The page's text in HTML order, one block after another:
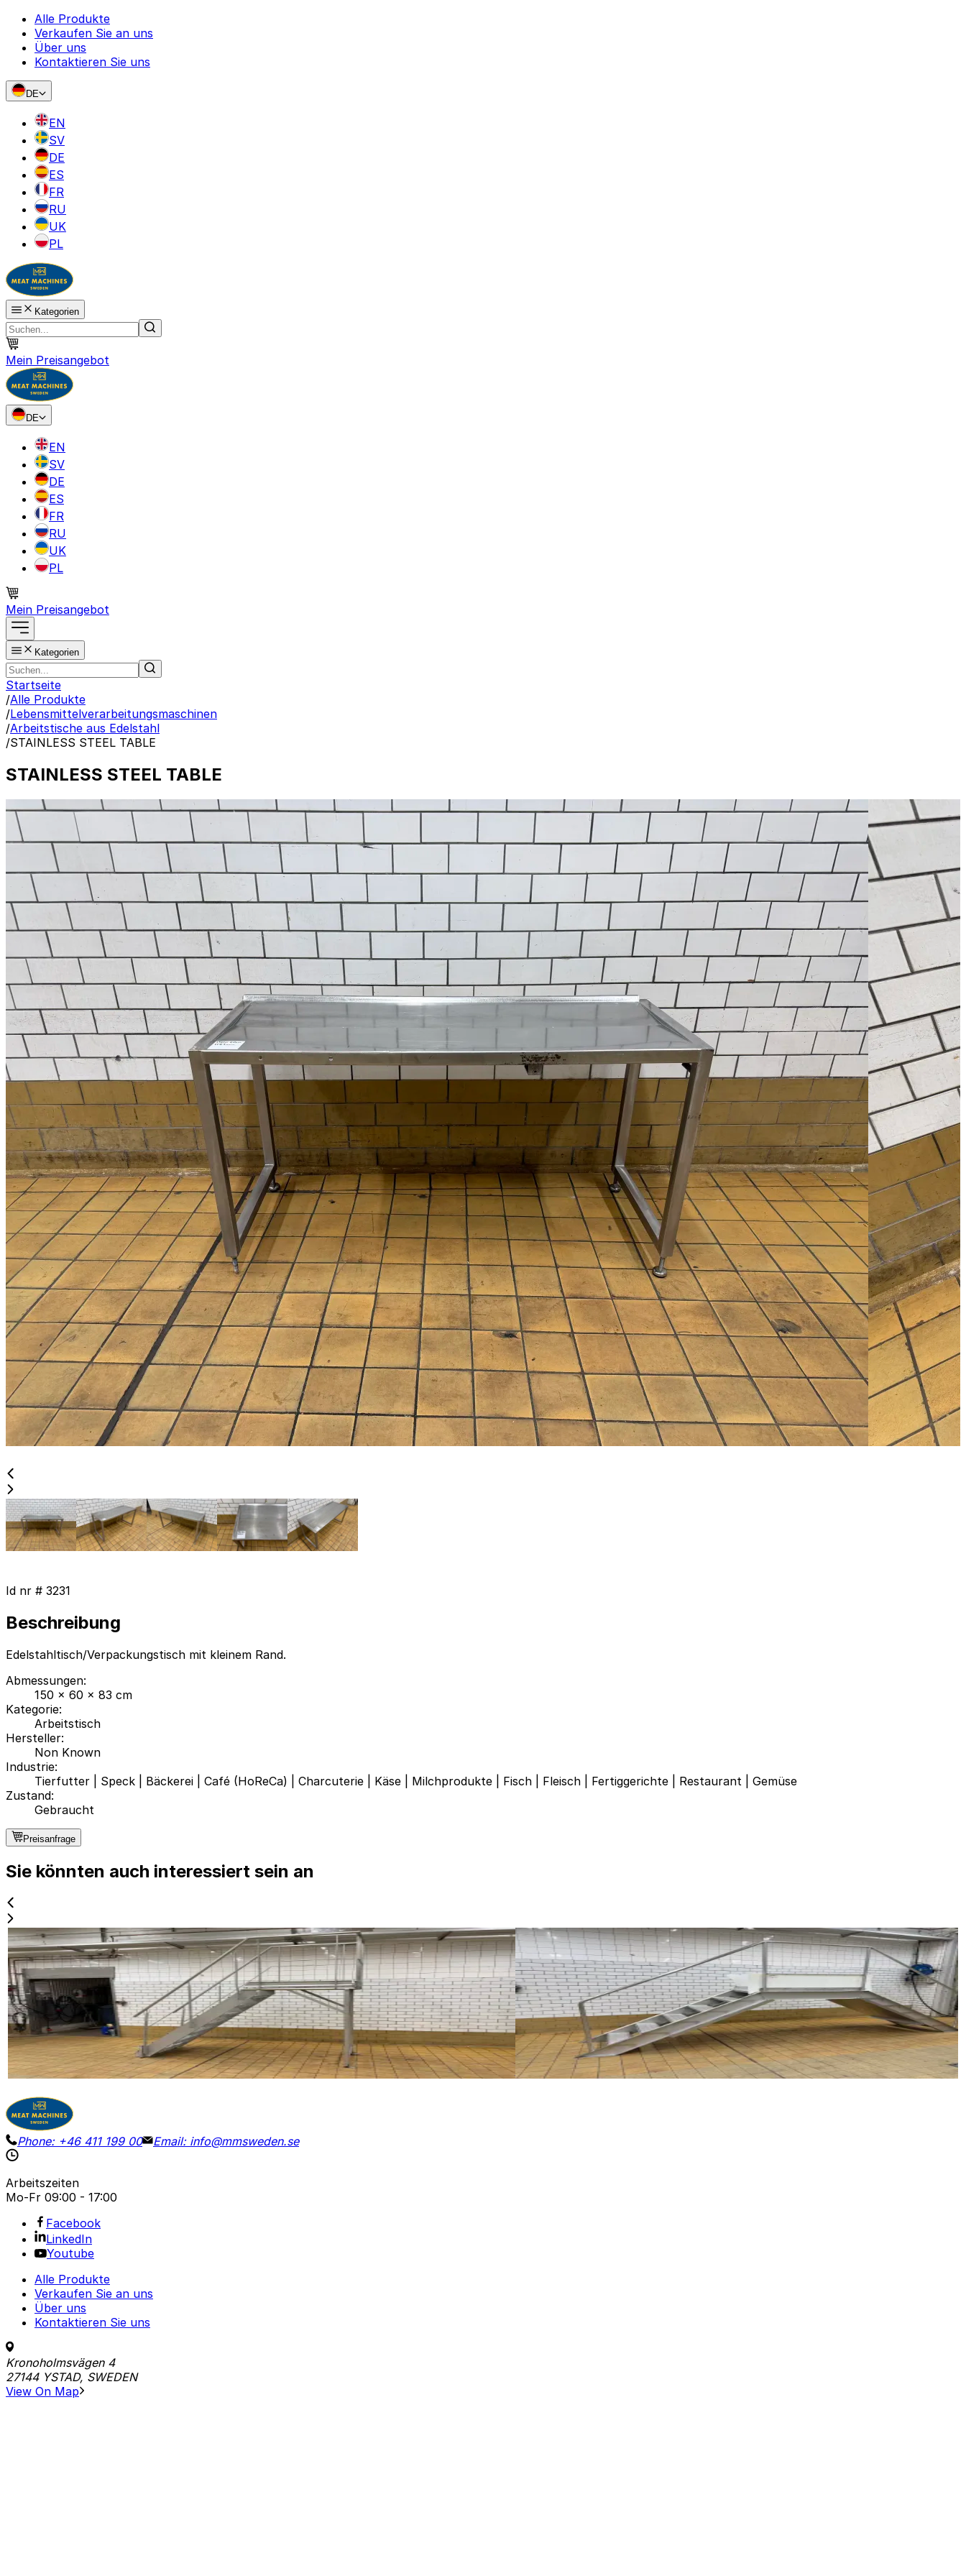
Alle Produkte
Verkaufen Sie an uns
Über uns
Kontaktieren Sie uns
DE
EN
SV
DE
ES
FR
RU
UK
PL
Kategorien
Mein Preisangebot
DE
EN
SV
DE
ES
FR
RU
UK
PL
Mein Preisangebot
Kategorien
Startseite
/Alle Produkte
/Lebensmittelverarbeitungsmaschinen
/Arbeitstische aus Edelstahl
/STAINLESS STEEL TABLE
STAINLESS STEEL TABLE
Id nr # 3231
Beschreibung
Edelstahltisch/Verpackungstisch mit kleinem Rand.
Abmessungen:
150 x 60 x 83 cm
Kategorie:
Arbeitstisch
Hersteller:
Non Known
Industrie:
Tierfutter
Speck Bäckerei Café (HoReCa) Charcuterie Käse Milchprodukte Fisch Fleisch Fertiggerichte Restaurant
Gemüse
Zustand:
Gebraucht
Preisanfrage
Sie könnten auch interessiert sein an
Gebraucht
STAIR / PLATFORM
ID NR3272
220 x 75 x 290 cm
Edelstahlplattform für Inspektionen oder zur Verwendung als Brücke. Stufenhöhe: 130 cm.
Details
Preisanfrage
Gebraucht
PLATFORM
ID NR3271
230 x 90 x 240 cm
Edelstahlplattform für Inspektionen oder zur Verwendung als Brücke.
Details
Preisanfrage
Phone: +46 411 199 00 Email: info@mmsweden.se
Arbeitszeiten
Mo-Fr 09:00 - 17:00
Facebook
LinkedIn
Youtube
Alle Produkte
Verkaufen Sie an uns
Über uns
Kontaktieren Sie uns
Kronoholmsvägen 4
27144 YSTAD, SWEDEN
View On Map